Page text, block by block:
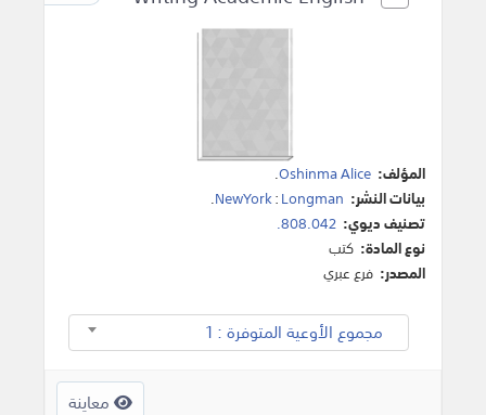
المؤلف: Oshinma Alice
.
بيانات النشر:
NewYork:Longman
.
تصنيف ديوي: 808.042.
نوع المادة: كتب
المصدر: فرع عبري
مجموع الأوعية المتوفرة : 1
معاينة